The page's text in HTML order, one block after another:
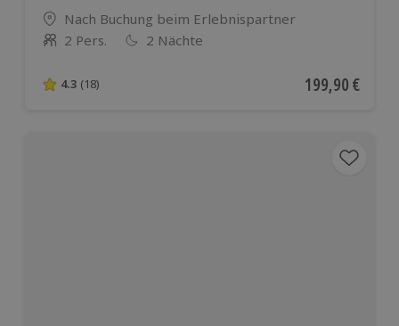
Standort
Nach Buchung beim Erlebnispartner
Anzahl der Teilnehmer
2 Pers. 2 Nächte
4.3 von 5 Sternen basierend auf 18 Bewertungen
4.3 (18) Aktueller Preis
199,90 €